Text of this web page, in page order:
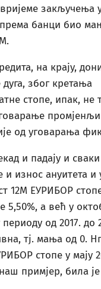
закључења
банци био
на крају,
због кретања
стопе, ипак, не
од уговарања
и падају и
износ ануитета и
12M ЕУРИБОР
5,50%, а већ у
од 2017. до
тј. мања од 0.
стопе у мају
примјер, била